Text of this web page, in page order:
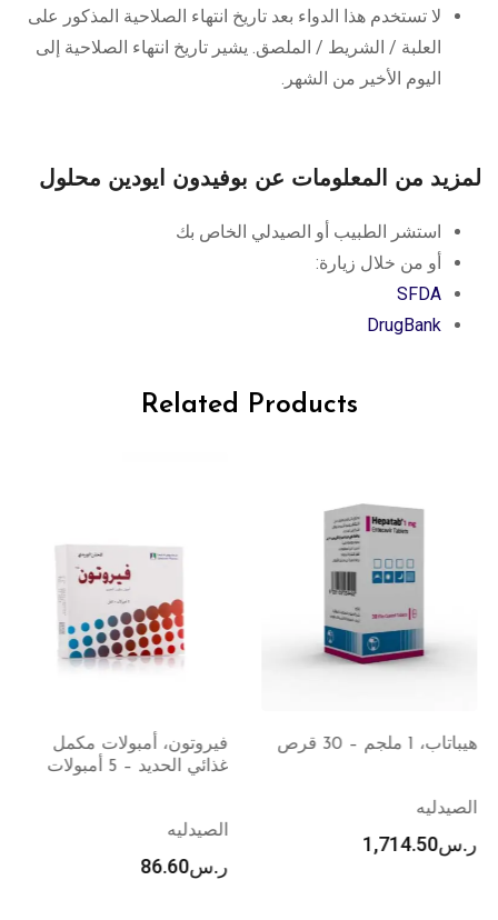
لا تستخدم هذا الدواء بعد تاريخ انتهاء الصلاحية المذكور على
العلبة / الشريط / الملصق. يشير تاريخ انتهاء الصلاحية إلى
اليوم الأخير من الشهر.
لمزيد من المعلومات عن بوفيدون ايودين محلول
استشر الطبيب أو الصيدلي الخاص بك
أو من خلال زيارة:
SFDA
DrugBank
Related Products
هيباتاب، 1 ملجم – 30 قرص
الصيدليه
ر.س1,714.50
فيروتون، أمبولات مكمل
غذائي الحديد – 5 أمبولات
الصيدليه
ر.س86.60